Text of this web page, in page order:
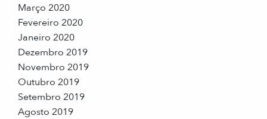
Março 2020
Fevereiro 2020
Janeiro 2020
Dezembro 2019
Novembro 2019
Outubro 2019
Setembro 2019
Agosto 2019